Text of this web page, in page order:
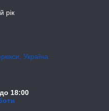
рік
Україна
18:00